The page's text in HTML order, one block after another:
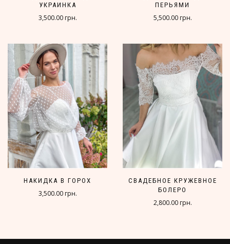
УКРАИНКА
3,500.00 грн.
ПЕРЬЯМИ
5,500.00 грн.
НАКИДКА В ГОРОХ
3,500.00 грн.
СВАДЕБНОЕ КРУЖЕВНОЕ
БОЛЕРО
2,800.00 грн.